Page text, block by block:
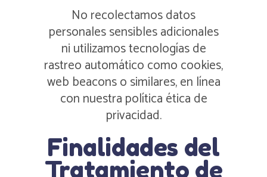
No recolectamos datos
personales sensibles adicionales
ni utilizamos tecnologías de
rastreo automático como cookies,
web beacons o similares, en línea
con nuestra política ética de
privacidad.
Finalidades del
Tratamiento de